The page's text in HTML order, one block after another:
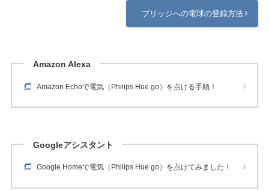
ブリッジへの電球の登録方法
Amazon Alexa
Amazon Echoで電気（Philips Hue go）を点ける手順！
Googleアシスタント
Google Homeで電気（Philips Hue go）を点けてみました！